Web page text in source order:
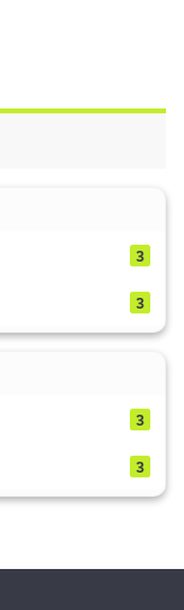
3
3
3
3